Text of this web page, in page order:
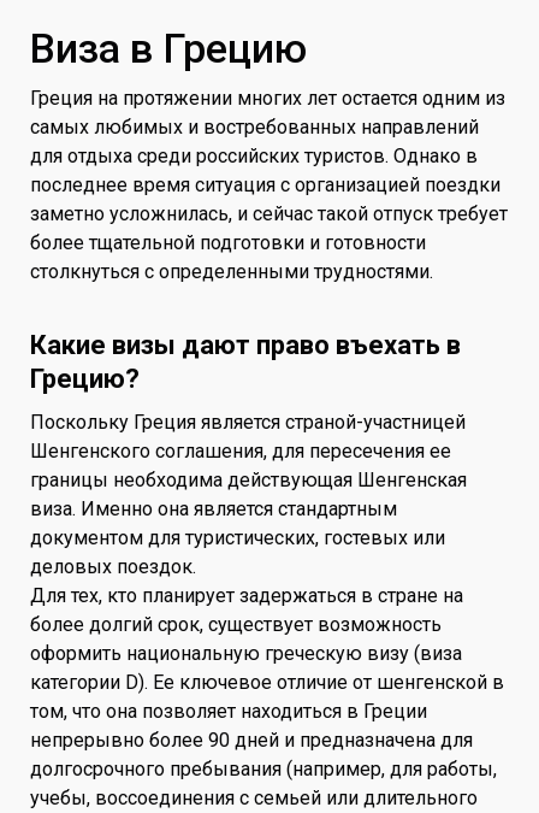
Виза в Грецию
Греция на протяжении многих лет остается одним из
самых любимых и востребованных направлений
для отдыха среди российских туристов. Однако в
последнее время ситуация с организацией поездки
заметно усложнилась, и сейчас такой отпуск требует
более тщательной подготовки и готовности
столкнуться с определенными трудностями.
Какие визы дают право въехать в
Грецию?
Поскольку Греция является страной-участницей
Шенгенского соглашения, для пересечения ее
границы необходима действующая Шенгенская
виза. Именно она является стандартным
документом для туристических, гостевых или
деловых поездок.
Для тех, кто планирует задержаться в стране на
более долгий срок, существует возможность
оформить национальную греческую визу (виза
категории D). Ее ключевое отличие от шенгенской в
том, что она позволяет находиться в Греции
непрерывно более 90 дней и предназначена для
долгосрочного пребывания (например, для работы,
учебы, воссоединения с семьей или длительного